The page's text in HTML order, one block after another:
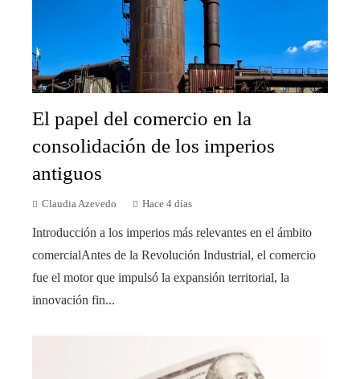
El papel del comercio en la
consolidación de los imperios
antiguos
Claudia Azevedo Hace 4 días
Introducción a los imperios más relevantes en el ámbito
comercialAntes de la Revolución Industrial, el comercio
fue el motor que impulsó la expansión territorial, la
innovación fin...